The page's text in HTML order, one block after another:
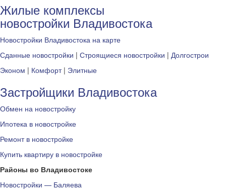
Жилые комплексы
новостройки Владивостока
Новостройки Владивостока на карте
Сданные новостройки | Строящиеся новостройки | Долгострои
Эконом | Комфорт| Элитные
Застройщики Владивостока
Обмен на новостройку
Ипотека в новостройке
Ремонт в новостройке
Купить квартиру в новостройке
Районы во Владивостоке
Новостройки — Баляева